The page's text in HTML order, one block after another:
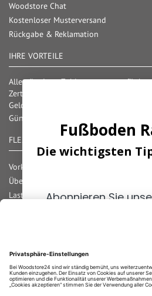
Woodstore Chat
Kostenloser Musterversand
Rückgabe & Reklamation
IHRE VORTEILE
Alle gängigen Zahlungsarten verfügbar
Zertifizierter und geprüfter Shop
Geld-Zurück-Garantie
Günstige Versandkosten/
FLEXIBLE ZAHLUNG
Vorkasse
Überweisung
Lastschrift
Paypal
Bar bei Abholung
Fußboden
Die wichtigsten
Abonnieren Sie